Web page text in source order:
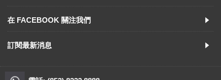
在 FACEBOOK 關注我們
訂閱最新消息